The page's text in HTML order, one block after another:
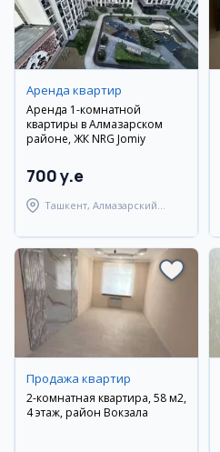
Аренда квартир
Аренда 1-комнатной
квартиры в Алмазарском
районе, ЖК NRG Jomiy
700 y.e
Ташкент, Алмазарский
Продажа квартир
2-комнатная квартира, 58 м2,
4 этаж, район Вокзала